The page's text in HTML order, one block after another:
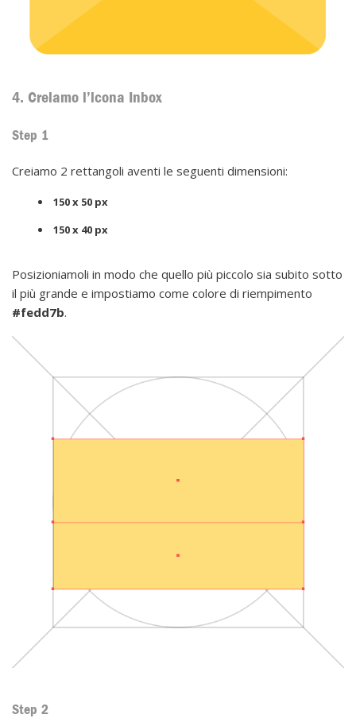
4. Creiamo l’icona Inbox
Step 1
Creiamo 2 rettangoli aventi le seguenti dimensioni:
150 x 50 px
150 x 40 px
Posizioniamoli in modo che quello più piccolo sia subito sotto
il più grande e impostiamo come colore di riempimento
#fedd7b.
Step 2